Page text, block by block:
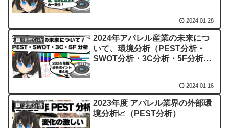
2024.01.28
🏢 企業分析
2024年アパレル産業の未来につ
いて、環境分析（PEST分析・
SWOT分析・3C分析・5F分析）
2024.01.16
🏢 企業分析
2023年度 アパレル業界の外部環
境分析📈（PEST分析）